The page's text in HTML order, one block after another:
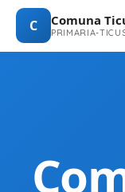
C Comuna
PRIMARIA-